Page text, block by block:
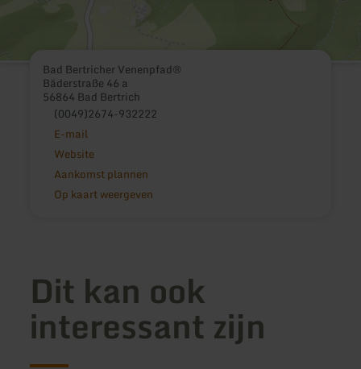
Bad Bertricher Venenpfad®
Bäderstraße 46 a
56864 Bad Bertrich
(0049)2674-932222
E-mail
Website
Aankomst plannen
Op kaart weergeven
Dit kan ook
interessant zijn